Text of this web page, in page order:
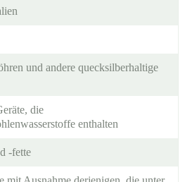
und andere quecksilberhaltige
die
enthalten
-fette